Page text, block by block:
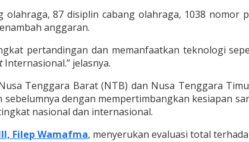
olahraga, 87 disiplin cabang olahraga, 1038
anggaran.
pertandingan dan memanfaatkan teknologi
Internasional.” jelasnya.
Tenggara Barat (NTB) dan Nusa Tenggara
dengan mempertimbangkan kesiapan
nasional dan internasional.
Filep Wamafma, menyerukan evaluasi total